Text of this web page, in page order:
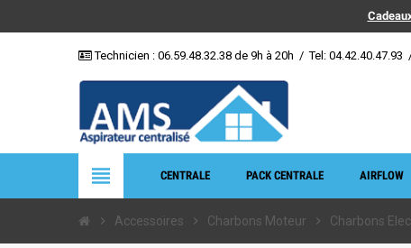
Technicien : 06.59.48.32.38 de 9h à 20h / Tel: 04.42.40.47.93
view_headline CENTRALE PACK CENTRALE AIRFLOW
chevron_right Accessoires chevron_right Charbons Moteur chevron_right Charbons